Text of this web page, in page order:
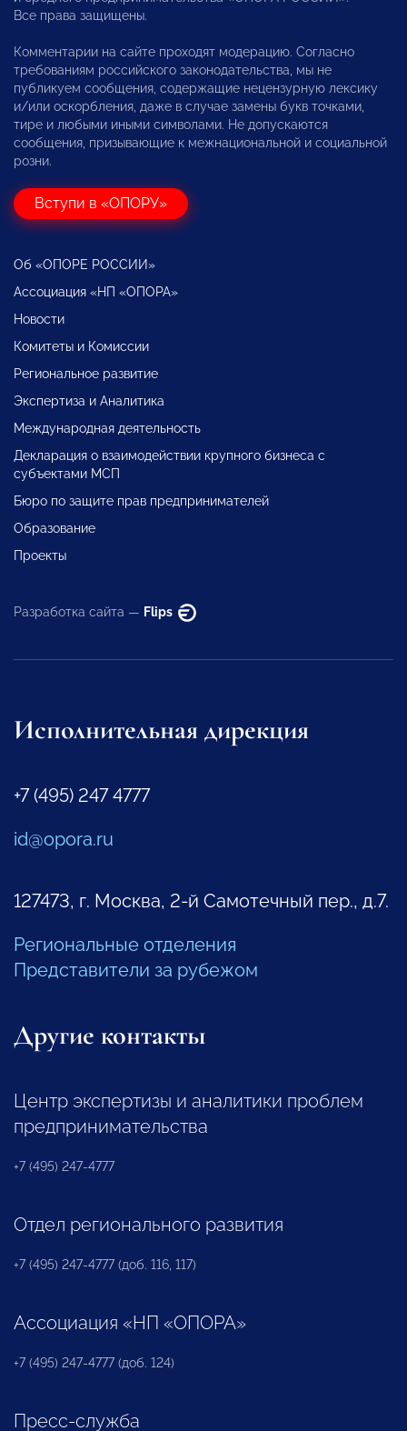
Все права защищены.
Комментарии на сайте проходят модерацию. Согласно
требованиям российского законодательства, мы не
публикуем сообщения, содержащие нецензурную лексику
и/или оскорбления, даже в случае замены букв точками,
тире и любыми иными символами. Не допускаются
сообщения, призывающие к межнациональной и социальной
розни.
Вступи в «ОПОРУ»
Об «ОПОРЕ РОССИИ»
Ассоциация «НП «ОПОРА»
Новости
Комитеты и Комиссии
Региональное развитие
Экспертиза и Аналитика
Международная деятельность
Декларация о взаимодействии крупного бизнеса с
субъектами МСП
Бюро по защите прав предпринимателей
Образование
Проекты
Разработка сайта — Flips
Исполнительная дирекция
+7 (495) 247 4777
id@opora.ru
127473, г. Москва, 2-й Самотечный пер., д.7.
Региональные отделения
Представители за рубежом
Другие контакты
Центр экспертизы и аналитики проблем
предпринимательства
+7 (495) 247-4777
Отдел регионального развития
+7 (495) 247-4777 (доб. 116, 117)
Ассоциация «НП «ОПОРА»
+7 (495) 247-4777 (доб. 124)
Пресс-служба